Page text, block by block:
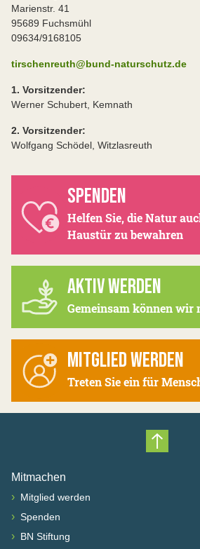
Marienstr. 41
95689 Fuchsmühl
09634/9168105
tirschenreuth@bund-naturschutz.de
1. Vorsitzender:
Werner Schubert, Kemnath
2. Vorsitzender:
Wolfgang Schödel, Witzlasreuth
SPENDEN
Helfen Sie, die Natur
Haustür zu bewahren
AKTIV WERDEN
Gemeinsam können wir
MITGLIED WERDEN
Treten Sie ein für
Nach
Mitmachen
› Mitglied werden
› Spenden
› BN Stiftung